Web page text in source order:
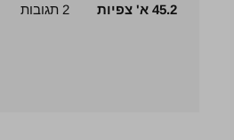
45.2 א' צפיות 2 תגובות